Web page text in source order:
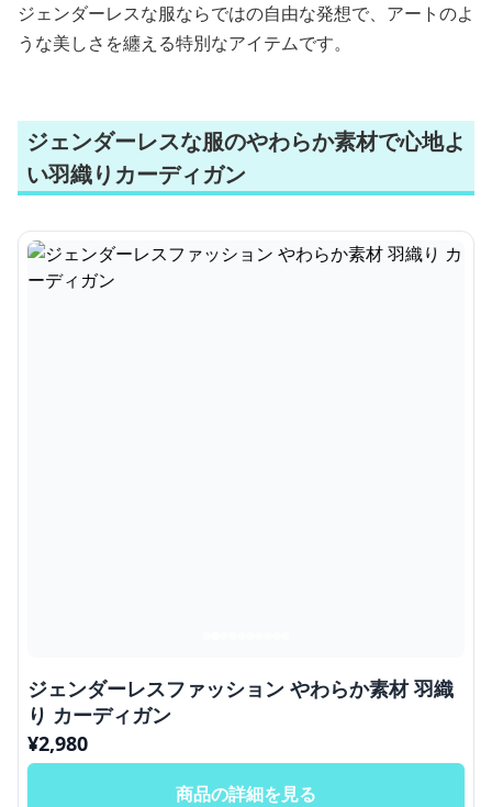
ジェンダーレスな服ならではの自由な発想で、アートのよ
うな美しさを纏える特別なアイテムです。
ジェンダーレスな服のやわらか素材で心地よ
い羽織りカーディガン
ジェンダーレスファッション やわらか素材 羽織
り カーディガン
¥2,980
商品の詳細を見る